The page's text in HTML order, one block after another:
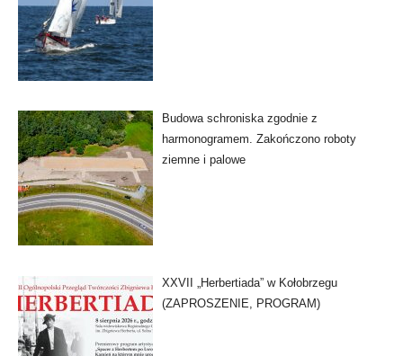
Budowa schroniska zgodnie z
harmonogramem. Zakończono roboty
ziemne i palowe
XXVII „Herbertiada” w Kołobrzegu
(ZAPROSZENIE, PROGRAM)